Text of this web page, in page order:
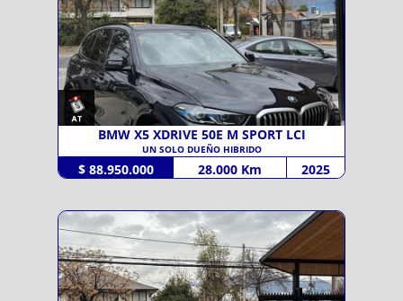
BMW X5 XDRIVE 50E M SPORT LCI
UN SOLO DUEÑO HIBRIDO
$ 88.950.000 28.000 Km 2025